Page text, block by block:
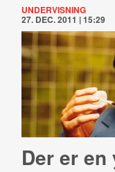
UNDERVISNING
27. DEC. 2011 | 15:29
Der er